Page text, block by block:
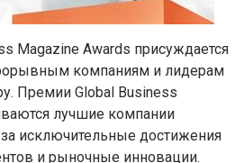
Magazine Awards присуждается
компаниям и лидерам
Премии Global Business
лучшие компании
исключительные достижения
и рыночные инновации.